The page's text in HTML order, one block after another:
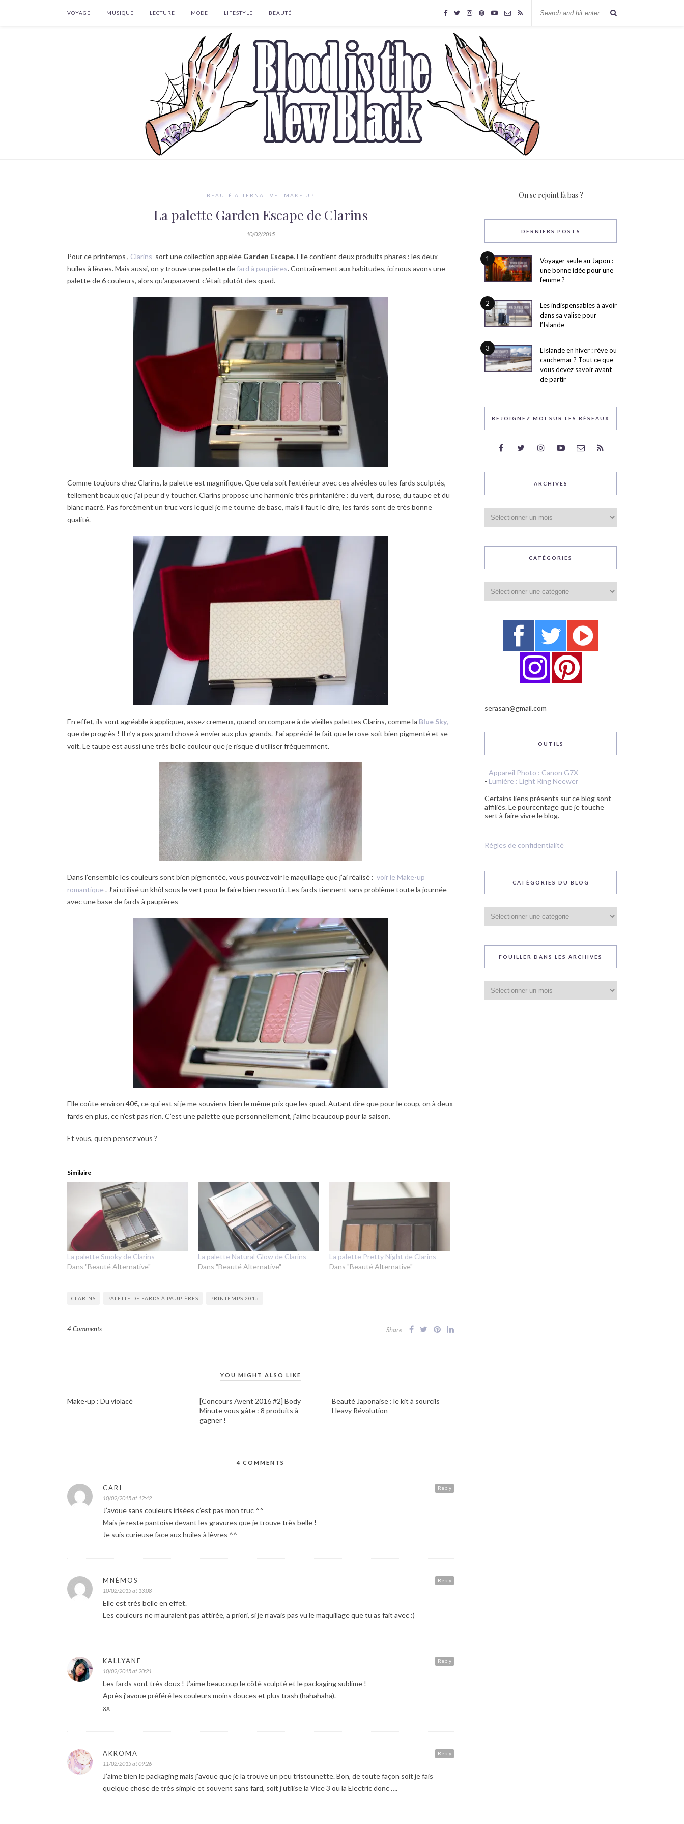
VOYAGE MUSIQUE LECTURE MODE LIFESTYLE BEAUTÉ
BEAUTÉ ALTERNATIVE MAKE UP
La palette Garden Escape de Clarins
10/02/2015
Pour ce printemps , Clarins sort une collection appelée Garden Escape. Elle contient deux produits phares : les deux
huiles à lèvres. Mais aussi, on y trouve une palette de fard à paupières. Contrairement aux habitudes, ici nous avons une
palette de 6 couleurs, alors qu’auparavent c’était plutôt des quad.
Comme toujours chez Clarins, la palette est magnifique. Que cela soit l’extérieur avec ces alvéoles ou les fards sculptés,
tellement beaux que j’ai peur d’y toucher. Clarins propose une harmonie très printanière : du vert, du rose, du taupe et du
blanc nacré. Pas forcément un truc vers lequel je me tourne de base, mais il faut le dire, les fards sont de très bonne
qualité.
En effet, ils sont agréable à appliquer, assez cremeux, quand on compare à de vieilles palettes Clarins, comme la Blue Sky,
que de progrès ! Il n’y a pas grand chose à envier aux plus grands. J’ai apprécié le fait que le rose soit bien pigmenté et se
voit. Le taupe est aussi une très belle couleur que je risque d’utiliser fréquemment.
Dans l’ensemble les couleurs sont bien pigmentée, vous pouvez voir le maquillage que j’ai réalisé : voir le Make-up
romantique . J’ai utilisé un khôl sous le vert pour le faire bien ressortir. Les fards tiennent sans problème toute la journée
avec une base de fards à paupières
Elle coûte environ 40€, ce qui est si je me souviens bien le même prix que les quad. Autant dire que pour le coup, on à deux
fards en plus, ce n’est pas rien. C’est une palette que personnellement, j’aime beaucoup pour la saison.
Et vous, qu’en pensez vous ?
Similaire
La palette Smoky de Clarins
Dans "Beauté Alternative"
La palette Natural Glow de Clarins
Dans "Beauté Alternative"
La palette Pretty Night de Clarins
Dans "Beauté Alternative"
CLARINS PALETTE DE FARDS À PAUPIÈRES PRINTEMPS 2015
4 Comments Share
YOU MIGHT ALSO LIKE
Make-up : Du violacé
[Concours Avent 2016 #2] Body
Minute vous gâte : 8 produits à
gagner !
Beauté Japonaise : le kit à sourcils
Heavy Révolution
4 COMMENTS
Reply
CARI
10/02/2015 at 12:42
J’avoue sans couleurs irisées c’est pas mon truc ^^
Mais je reste pantoise devant les gravures que je trouve très belle !
Je suis curieuse face aux huiles à lèvres ^^
Reply
MNÉMOS
10/02/2015 at 13:08
Elle est très belle en effet.
Les couleurs ne m’auraient pas attirée, a priori, si je n’avais pas vu le maquillage que tu as fait avec :)
Reply
KALLYANE
10/02/2015 at 20:21
Les fards sont très doux ! J’aime beaucoup le côté sculpté et le packaging sublime !
Après j’avoue préféré les couleurs moins douces et plus trash (hahahaha).
xx
Reply
AKROMA
11/02/2015 at 09:26
J’aime bien le packaging mais j’avoue que je la trouve un peu tristounette. Bon, de toute façon soit je fais
quelque chose de très simple et souvent sans fard, soit j’utilise la Vice 3 ou la Electric donc ….
On se rejoint là bas ?
DERNIERS POSTS
1
Voyager seule au Japon :
une bonne idée pour une
femme ?
2
Les indispensables à avoir
dans sa valise pour
l’Islande
3
L’Islande en hiver : rêve ou
cauchemar ? Tout ce que
vous devez savoir avant
de partir
REJOIGNEZ MOI SUR LES RÉSEAUX
ARCHIVES
CATÉGORIES
serasan@gmail.com
OUTILS
- Appareil Photo : Canon G7X
- Lumière : Light Ring Neewer
Certains liens présents sur ce blog sont
affiliés. Le pourcentage que je touche
sert à faire vivre le blog.
Règles de confidentialité
CATÉGORIES DU BLOG
du
blog
FOUILLER DANS LES ARCHIVES
dans
les